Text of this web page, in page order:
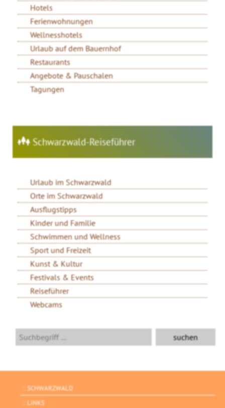
Hotels
Ferienwohnungen
Wellnesshotels
Urlaub auf dem Bauernhof
Restaurants
Angebote & Pauschalen
Tagungen
Schwarzwald-Reiseführer
Urlaub im Schwarzwald
Orte im Schwarzwald
Ausflugstipps
Kinder und Familie
Schwimmen und Wellness
Sport und Freizeit
Kunst & Kultur
Festivals & Events
Reiseführer
Webcams
SCHWARZWALD
LINKS